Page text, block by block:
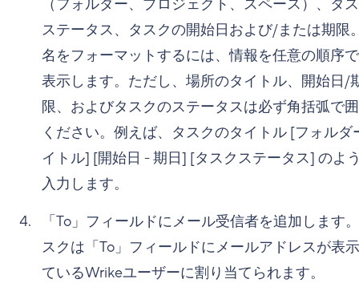
（フォルダー、プロジェクト、スペース）、タ
ステータス、タスクの開始日および/または期限
名をフォーマットするには、情報を任意の順序
表示します。ただし、場所のタイトル、開始日/
限、およびタスクのステータスは必ず角括弧で
ください。例えば、タスクのタイトル [フォルダ
イトル] [開始日 - 期日] [タスクステータス] のよ
入力します。
「To」フィールドにメール受信者を追加します
スクは「To」フィールドにメールアドレスが表
ているWrikeユーザーに割り当てられます。